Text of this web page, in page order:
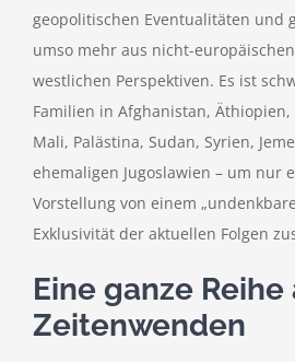
geopolitischen Eventualitäten und
umso mehr aus nicht-
westlichen Perspektiven. Es ist
Familien in Afghanistan, Äthiopien,
Mali, Palästina, Sudan, Syrien,
ehemaligen Jugoslawien – um nur
Vorstellung von einem
Exklusivität der aktuellen Folgen
Eine ganze Reihe
Zeitenwenden